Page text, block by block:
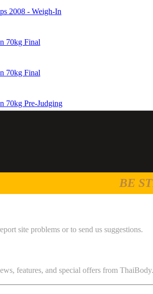
2008 - Weigh-In
70kg Final
70kg Final
70kg Pre-Judging
BE
site problems or to send us suggestions.
features, and special offers from